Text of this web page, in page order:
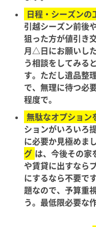
日程・シーズンの
引越シーズン前後
狙った方が値引き
月△日にお願いし
う相談をしてみる
す。ただし遺品整
で、無理に待つ必
程度で。
無駄なオプション
ションがいろいろ
に必要か見極めま
グ は、今後その家
や賃貸に出すなら
にするなら不要で
題なので、予算重
う。最低限必要な